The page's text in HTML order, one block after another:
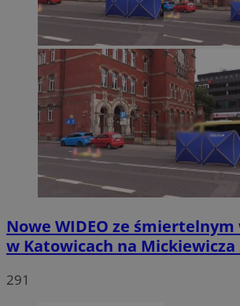
Nowe WIDEO ze
w Katowicach na Mickiewicza
291